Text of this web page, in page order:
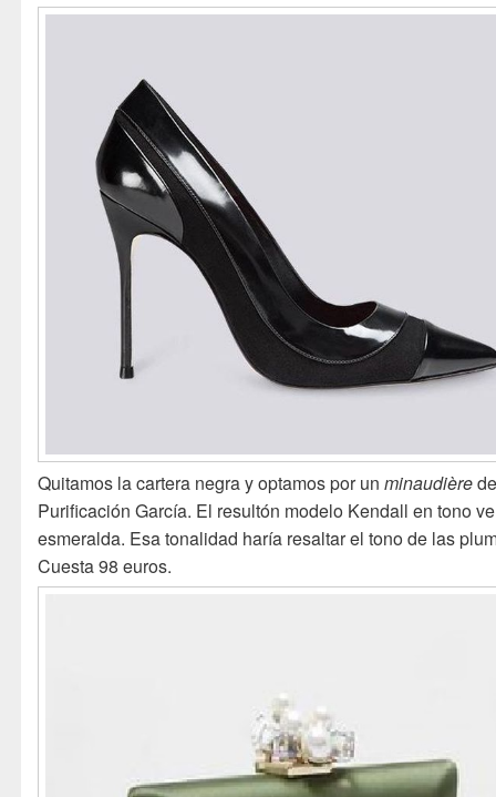
Quitamos la cartera negra y optamos por unminaudière
Purificación García. El resultón modelo Kendall en tono
esmeralda. Esa tonalidad haría resaltar el tono de las
Cuesta 98 euros.